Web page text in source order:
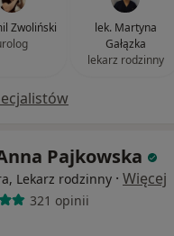
Zwoliński
lek. Martyna
Gałązka
lekarz rodzinny
Pajkowska
Lekarz rodzinny · Więcej
321 opinii